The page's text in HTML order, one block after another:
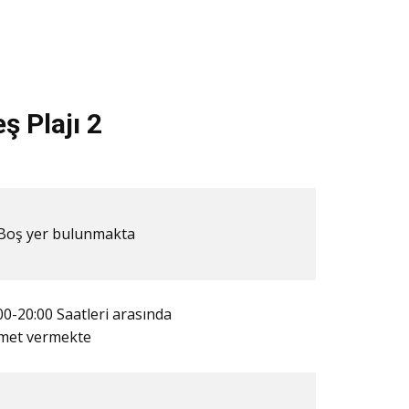
Plajı 2
yer bulunmakta
20:00 Saatleri arasında
vermekte